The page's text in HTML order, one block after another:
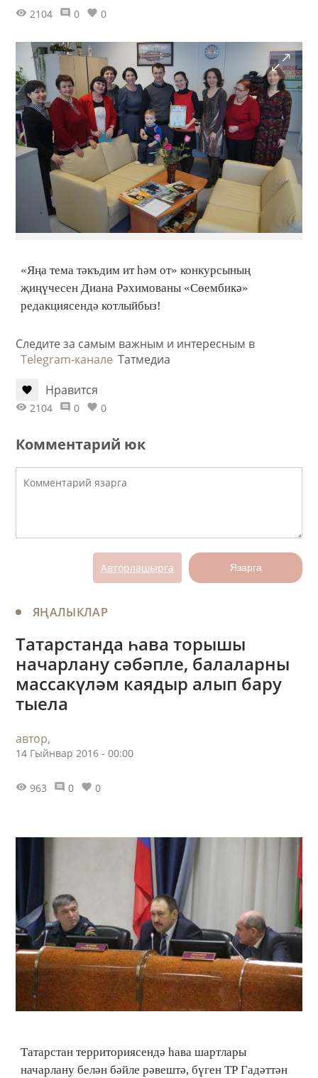
2104 0 0
«Яңа тема тәкъдим ит һәм от» конкурсының
җиңүчесен Диана Рәхимованы «Сөембикә»
редакциясендә котлыйбыз!
Следите за самым важным и интересным в
Telegram-канале Татмедиа
Нравится
2104 0 0
Комментарий юк
Авторлашырга Язарга
ЯҢАЛЫКЛАР
Татарстанда һава торышы
начарлану сәбәпле, балаларны
массакүләм каядыр алып бару
тыела
автор,
14 Гыйнвар 2016 - 00:00
963 0 0
Татарстан территориясендә һава шартлары
начарлану белән бәйле рәвештә, бүген ТР Гадәттән